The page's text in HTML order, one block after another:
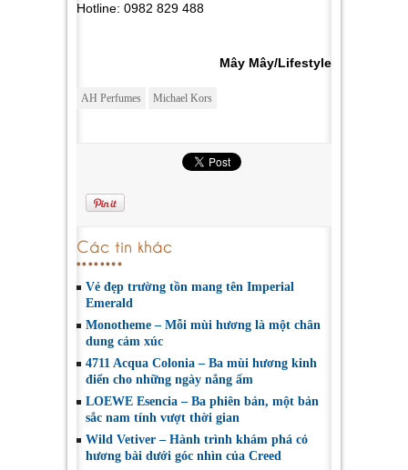
Hotline: 0982 829 488
Mây Mây/Lifestyle
AH Perfumes Michael Kors
Các tin khác
Vẻ đẹp trường tồn mang tên Imperial
Emerald
Monotheme – Mỗi mùi hương là một chân
dung cảm xúc
4711 Acqua Colonia – Ba mùi hương kinh
điển cho những ngày nắng ấm
LOEWE Esencia – Ba phiên bản, một bản
sắc nam tính vượt thời gian
Wild Vetiver – Hành trình khám phá cỏ
hương bài dưới góc nhìn của Creed